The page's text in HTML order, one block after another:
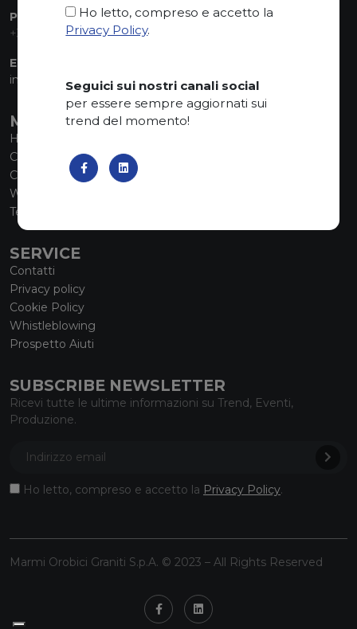
PHONE:
+39 035 830555
EMAIL:
info@marmiorobici.it
MAIN MENU
Home
Chi siamo
Collezioni
What’s new
Tecnologia SCS
SERVICE
Contatti
Privacy policy
Cookie Policy
Whistleblowing
Prospetto Aiuti
SUBSCRIBE NEWSLETTER
Ricevi tutte le ultime informazioni su Trend, Eventi,
Produzione.
Ho letto, compreso e accetto la Privacy Policy.
Marmi Orobici Graniti S.p.A. © 2023 – All Rights Reserved
Ho letto, compreso e accetto la
Privacy Policy.
Seguici sui nostri canali social
per essere sempre aggiornati sui
trend del momento!